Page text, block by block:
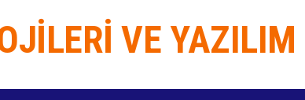
VE YAZILIM